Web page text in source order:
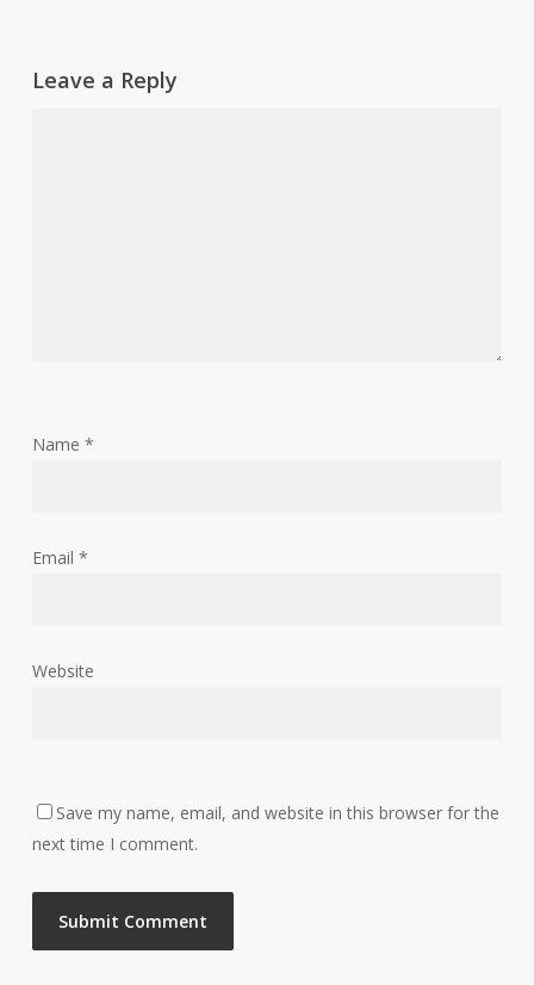
Leave a Reply
Name *
Email *
Website
Save my name, email, and website in this browser for the
next time I comment.